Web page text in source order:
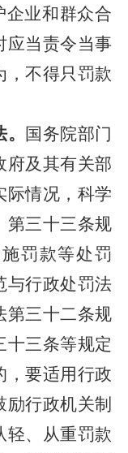
企业和群众合
应当责令当事
，不得只罚款
国务院部门
府及其有关部
际情况，科学
第三十三条规
罚款等处罚
与行政处罚法
第三十二条规
十三条等规定
，要适用行政
行政机关制
轻、从重罚款